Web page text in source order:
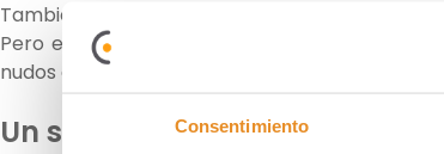
Consentimiento
También puedes decantarte por las
Pero evita las de pelo largo, ya que
nudos cortos y densos son una excelente
Un sofá confortable